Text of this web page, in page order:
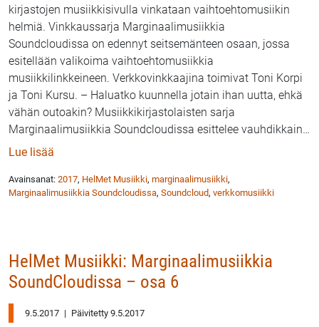
kirjastojen musiikkisivulla vinkataan vaihtoehtomusiikin
helmiä. Vinkkaussarja Marginaalimusiikkia
Soundcloudissa on edennyt seitsemänteen osaan, jossa
esitellään valikoima vaihtoehtomusiikkia
musiikkilinkkeineen. Verkkovinkkaajina toimivat Toni Korpi
ja Toni Kursu. – Haluatko kuunnella jotain ihan uutta, ehkä
vähän outoakin? Musiikkikirjastolaisten sarja
Marginaalimusiikkia Soundcloudissa esittelee vauhdikkain …
Lue lisää
Avainsanat: 2017, HelMet Musiikki, marginaalimusiikki,
Marginaalimusiikkia Soundcloudissa, Soundcloud, verkkomusiikki
HelMet Musiikki: Marginaalimusiikkia
SoundCloudissa – osa 6
9.5.2017 | Päivitetty 9.5.2017